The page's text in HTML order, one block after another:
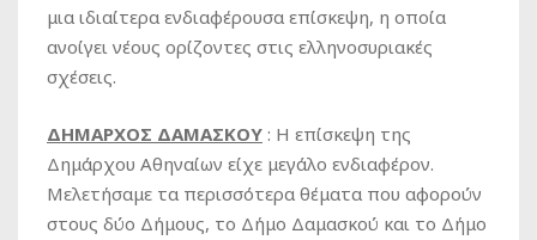
μια ιδιαίτερα ενδιαφέρουσα επίσκεψη, η οποία
ανοίγει νέους ορίζοντες στις ελληνοσυριακές
σχέσεις.
ΔΗΜΑΡΧΟΣ ΔΑΜΑΣΚΟΥ : Η επίσκεψη της
Δημάρχου Αθηναίων είχε μεγάλο ενδιαφέρον.
Μελετήσαμε τα περισσότερα θέματα που αφορούν
στους δύο Δήμους, το Δήμο Δαμασκού και το Δήμο